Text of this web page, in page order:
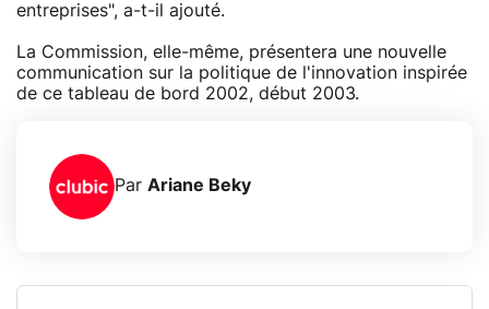
entreprises", a-t-il ajouté.
La Commission, elle-même, présentera une nouvelle
communication sur la politique de l'innovation inspirée
de ce tableau de bord 2002, début 2003.
Par Ariane Beky